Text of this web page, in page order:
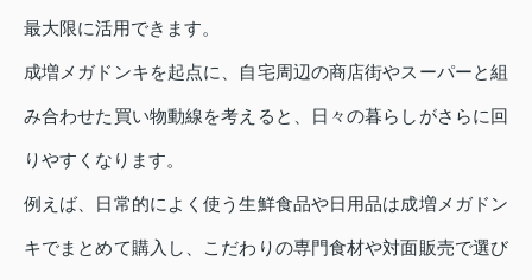
最大限に活用できます。
成増メガドンキを起点に、自宅周辺の商店街やスーパーと組
み合わせた買い物動線を考えると、日々の暮らしがさらに回
りやすくなります。
例えば、日常的によく使う生鮮食品や日用品は成増メガドン
キでまとめて購入し、こだわりの専門食材や対面販売で選び